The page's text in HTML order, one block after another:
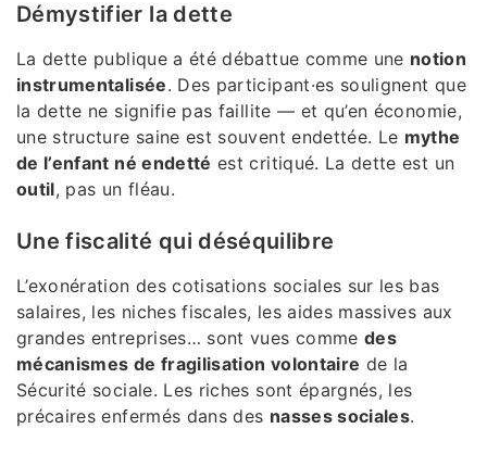
Démystifier la dette
La dette publique a été débattue comme une notion
instrumentalisée. Des participant·es soulignent que
la dette ne signifie pas faillite — et qu’en économie,
une structure saine est souvent endettée. Le mythe
de l’enfant né endetté est critiqué. La dette est un
outil, pas un fléau.
Une fiscalité qui déséquilibre
L’exonération des cotisations sociales sur les bas
salaires, les niches fiscales, les aides massives aux
grandes entreprises… sont vues comme des
mécanismes de fragilisation volontaire de la
Sécurité sociale. Les riches sont épargnés, les
précaires enfermés dans des nasses sociales.